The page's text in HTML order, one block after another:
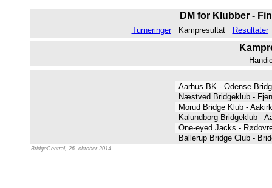
DM for Klubber -
Turneringer Kampresultat Resultater
Aarhus BK - Odense
Næstved Bridgeklub -
Morud Bridge Klub -
Kalundborg Bridgeklub -
One-eyed Jacks -
Ballerup Bridge Club -
BridgeCentral, 26. oktober 2014